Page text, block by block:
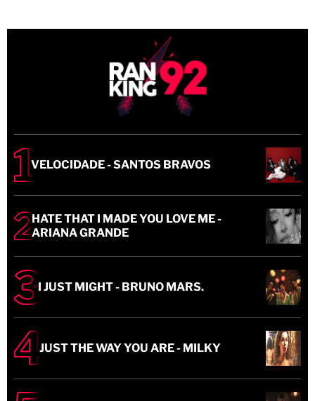
VELOCIDADE - SANTOS BRAVOS
HATE THAT I MADE YOU LOVE ME -
ARIANA GRANDE
I JUST MIGHT - BRUNO MARS.
JUST THE WAY YOU ARE - MILKY